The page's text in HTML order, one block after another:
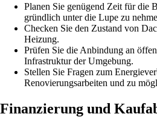
Planen Sie genügend Zeit für die
gründlich unter die Lupe zu
Checken Sie den Zustand von
Heizung.
Prüfen Sie die Anbindung an
Infrastruktur der Umgebung.
Stellen Sie Fragen zum
Renovierungsarbeiten und zu
Finanzierung und